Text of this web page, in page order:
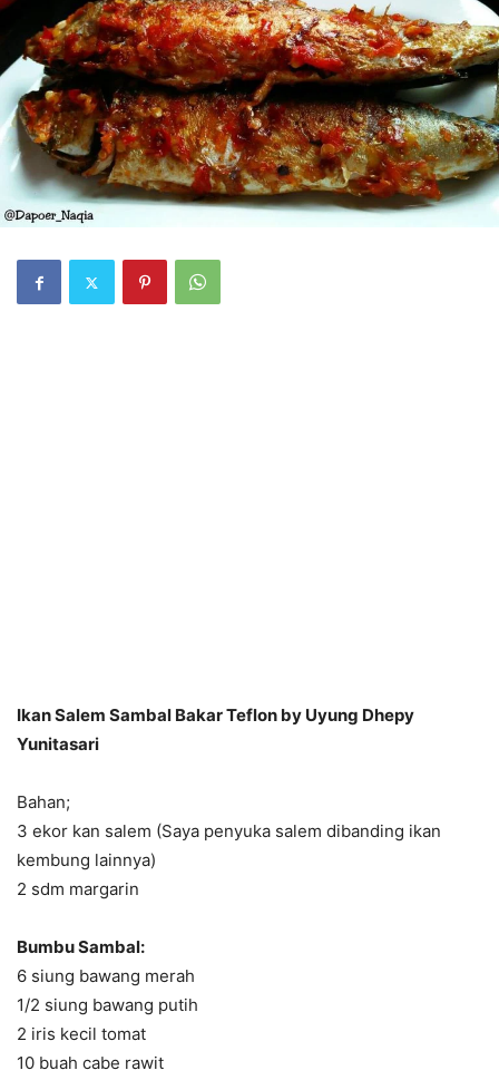
Ikan Salem Sambal Bakar Teflon by Uyung Dhepy
Yunitasari
Bahan;
3 ekor kan salem (Saya penyuka salem dibanding ikan
kembung lainnya)
2 sdm margarin
Bumbu Sambal:
6 siung bawang merah
1/2 siung bawang putih
2 iris kecil tomat
10 buah cabe rawit